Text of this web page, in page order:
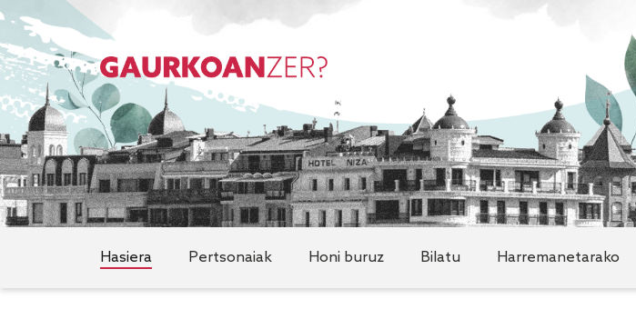
Hasiera Pertsonaiak Honi buruz Bilatu Harremanetarako